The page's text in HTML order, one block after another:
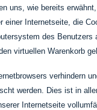
uns, wie bereits
einer Internetseite, die
des Benutzers
virtuellen Warenkorb
verhindern
werden. Dies ist in
Internetseite